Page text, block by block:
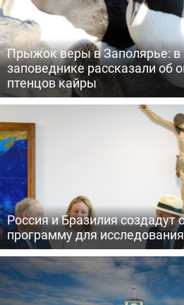
Прыжок веры в Заполярье:
заповеднике рассказали об
птенцов кайры
Россия и Бразилия
программу для